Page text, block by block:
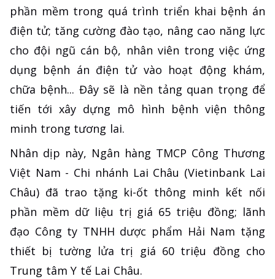
phần mềm trong quá trình triển khai bệnh án
điện tử; tăng cường đào tạo, nâng cao năng lực
cho đội ngũ cán bộ, nhân viên trong việc ứng
dụng bệnh án điện tử vào hoạt động khám,
chữa bệnh... Đây sẽ là nền tảng quan trọng để
tiến tới xây dựng mô hình bệnh viện thông
minh trong tương lai.
Nhân dịp này, Ngân hàng TMCP Công Thương
Việt Nam - Chi nhánh Lai Châu (Vietinbank Lai
Châu) đã trao tặng ki-ốt thông minh kết nối
phần mềm dữ liệu trị giá 65 triệu đồng; lãnh
đạo Công ty TNHH dược phẩm Hải Nam tặng
thiết bị tường lửa trị giá 60 triệu đồng cho
Trung tâm Y tế Lai Châu.